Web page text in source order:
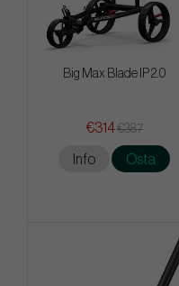
Big Max Blade IP 2.0
€314€387
Info Osta